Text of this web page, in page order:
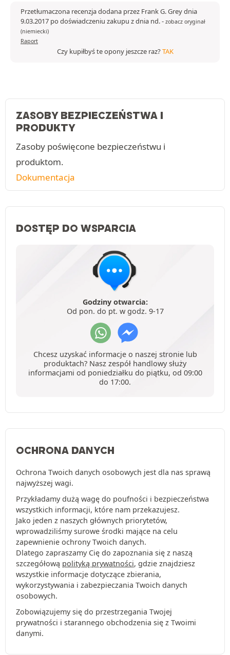
Przetłumaczona recenzja dodana przez Frank G. Grey dnia
9.03.2017 po doświadczeniu zakupu z dnia nd.- zobacz oryginał
(niemiecki)
Raport
Czy kupiłbyś te opony jeszcze raz?TAK
ZASOBY BEZPIECZEŃSTWA I
PRODUKTY
Zasoby poświęcone bezpieczeństwu i
produktom.
Dokumentacja
DOSTĘP DO WSPARCIA
Godziny otwarcia:
Od pon. do pt. w godz. 9-17
Chcesz uzyskać informacje o naszej stronie lub
produktach? Nasz zespół handlowy służy
informacjami od poniedziałku do piątku, od 09:00
do 17:00.
OCHRONA DANYCH
Ochrona Twoich danych osobowych jest dla nas sprawą
najwyższej wagi.
Przykładamy dużą wagę do poufności i bezpieczeństwa
wszystkich informacji, które nam przekazujesz.
Jako jeden z naszych głównych priorytetów,
wprowadziliśmy surowe środki mające na celu
zapewnienie ochrony Twoich danych.
Dlatego zapraszamy Cię do zapoznania się z naszą
szczegółową polityką prywatności, gdzie znajdziesz
wszystkie informacje dotyczące zbierania,
wykorzystywania i zabezpieczania Twoich danych
osobowych.
Zobowiązujemy się do przestrzegania Twojej
prywatności i starannego obchodzenia się z Twoimi
danymi.